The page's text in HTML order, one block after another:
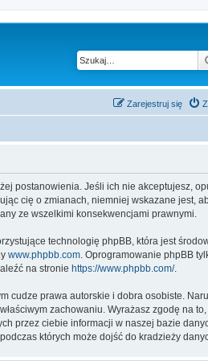
Zarejestruj się
postanowienia. Jeśli ich nie akceptujesz,
cię o zmianach, niemniej wskazane jest,
ze wszelkimi konsekwencjami prawnymi.
technologię phpBB, która jest
www.phpbb.com . Oprogramowanie phpBB
na stronie https://www.phpbb.com/.
cudze prawa autorskie i dobra osobiste.
zachowaniu. Wyrażasz zgodę na to,
przez ciebie informacji w naszej bazie
których może dojść do kradzieży